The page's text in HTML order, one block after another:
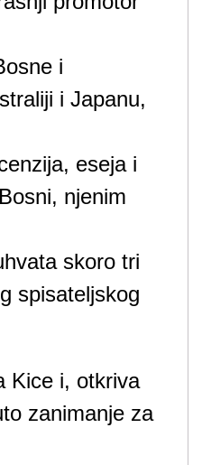
i
i Japanu,
eseja i
njenim
skoro tri
spisateljskog
Kice i, otkriva
zanimanje za